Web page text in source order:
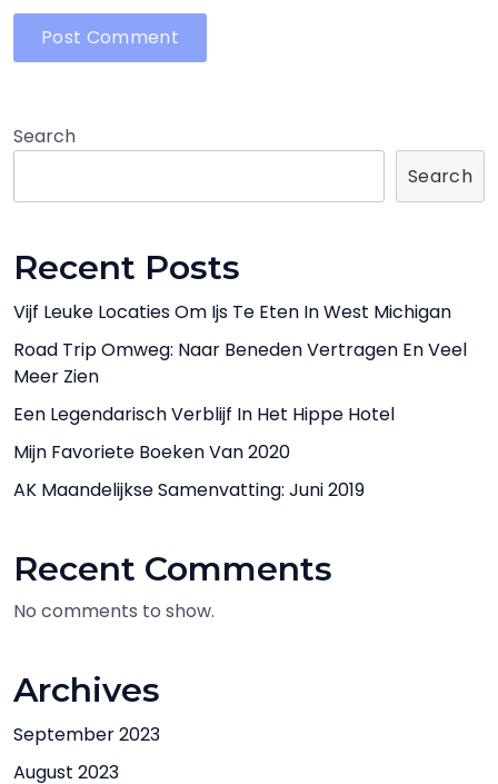
Search
Search
Recent Posts
Vijf Leuke Locaties Om Ijs Te Eten In West Michigan
Road Trip Omweg: Naar Beneden Vertragen En Veel
Meer Zien
Een Legendarisch Verblijf In Het Hippe Hotel
Mijn Favoriete Boeken Van 2020
AK Maandelijkse Samenvatting: Juni 2019
Recent Comments
No comments to show.
Archives
September 2023
August 2023